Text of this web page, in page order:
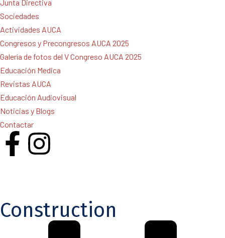
Junta Directiva
Sociedades
Actividades AUCA
Congresos y Precongresos AUCA 2025
Galería de fotos del V Congreso AUCA 2025
Educación Medica
Revistas AUCA
Educación Audiovisual
Noticias y Blogs
Contactar
Construction